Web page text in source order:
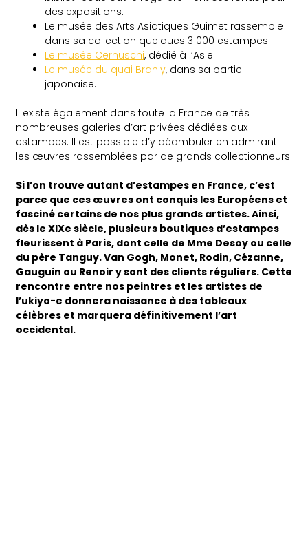
des expositions.
Le musée des Arts Asiatiques Guimet rassemble
dans sa collection quelques 3 000 estampes.
Le musée Cernuschi, dédié à l’Asie.
Le musée du quai Branly, dans sa partie
japonaise.
Il existe également dans toute la France de très
nombreuses galeries d’art privées dédiées aux
estampes. Il est possible d’y déambuler en admirant
les œuvres rassemblées par de grands collectionneurs.
Si l’on trouve autant d’estampes en France, c’est
parce que ces œuvres ont conquis les Européens et
fasciné certains de nos plus grands artistes. Ainsi,
dès le XIXe siècle, plusieurs boutiques d’estampes
fleurissent à Paris, dont celle de Mme Desoy ou celle
du père Tanguy. Van Gogh, Monet, Rodin, Cézanne,
Gauguin ou Renoir y sont des clients réguliers. Cette
rencontre entre nos peintres et les artistes de
l’ukiyo-e donnera naissance à des tableaux
célèbres et marquera définitivement l’art
occidental.